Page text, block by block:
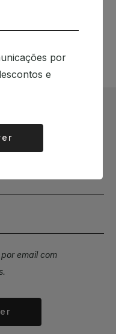
e descontos
email com
por
e